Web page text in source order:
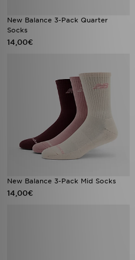
New Balance 3-Pack Quarter
Socks
14,00€
New Balance 3-Pack Mid Socks
14,00€